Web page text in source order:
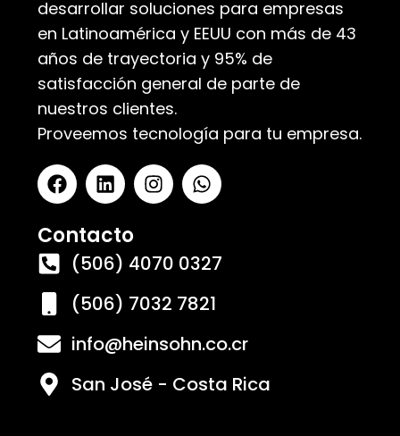
desarrollar soluciones para empresas
en Latinoamérica y EEUU con más de 43
años de trayectoria y 95% de
satisfacción general de parte de
nuestros clientes.
Proveemos tecnología para tu empresa.
Contacto
(506) 4070 0327
(506) 7032 7821
info@heinsohn.co.cr
San José - Costa Rica